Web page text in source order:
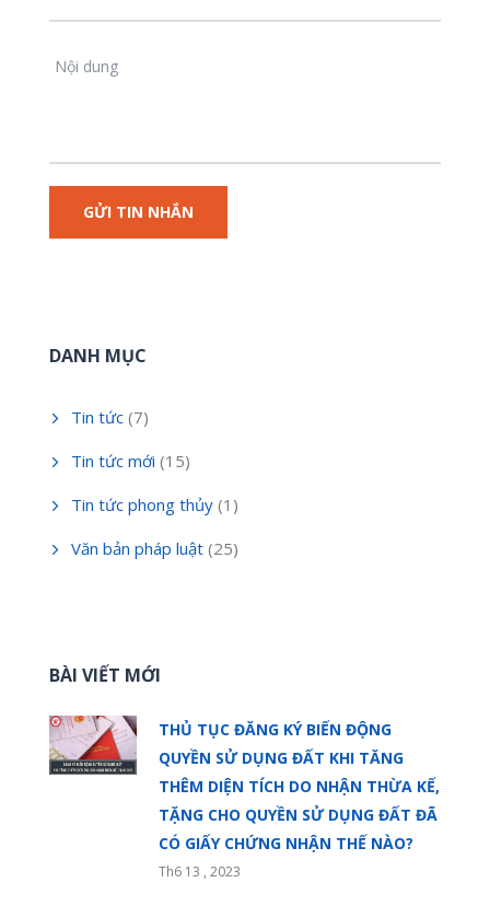
DANH MỤC
Tin tức (7)
Tin tức mới (15)
Tin tức phong thủy (1)
Văn bản pháp luật (25)
BÀI VIẾT MỚI
THỦ TỤC ĐĂNG KÝ BIẾN ĐỘNG
QUYỀN SỬ DỤNG ĐẤT KHI TĂNG
THÊM DIỆN TÍCH DO NHẬN THỪA KẾ,
TẶNG CHO QUYỀN SỬ DỤNG ĐẤT ĐÃ
CÓ GIẤY CHỨNG NHẬN THẾ NÀO?
Th6 13 , 2023